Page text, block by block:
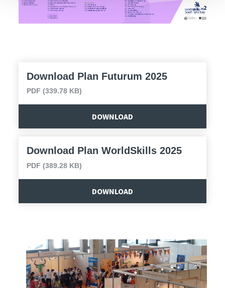
Download Plan Futurum 2025
PDF (339.78 KB)
DOWNLOAD
Download Plan WorldSkills 2025
PDF (389.28 KB)
DOWNLOAD